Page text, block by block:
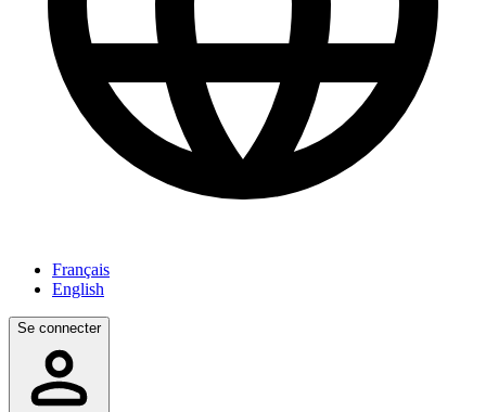
Français
English
Se connecter